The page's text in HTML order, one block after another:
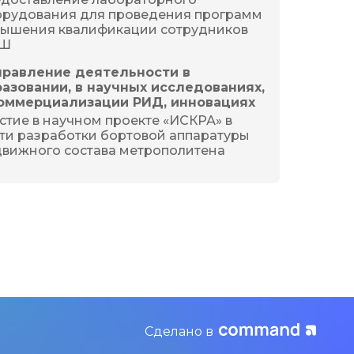
для проведения программ
квалификации сотрудников
деятельности в
в научных исследованиях,
РИД, инновациях
в научном проекте «ИСКРА» в
разработки бортовой аппаратуры
состава метрополитена